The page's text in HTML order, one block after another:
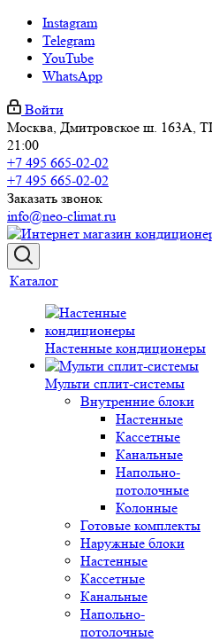
Instagram
Telegram
YouTube
WhatsApp
Войти
Москва, Дмитровское ш. 163А,
21:00
+7 495 665-02-02
+7 495 665-02-02
Заказать звонок
info@neo-climat.ru
Каталог
Настенные кондиционеры
Мульти сплит-системы
Внутренние блоки
Настенные
Кассетные
Канальные
Напольно-
потолочные
Колонные
Готовые комплекты
Наружные блоки
Настенные
Кассетные
Канальные
Напольно-
потолочные